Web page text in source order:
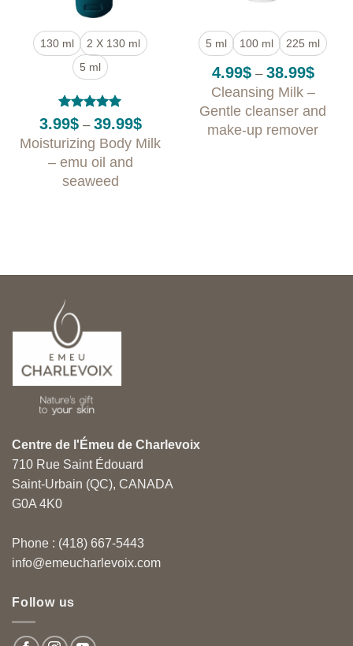
130 ml
2 X 130 ml
5 ml
Rated5
out of 5
3.99$ – 39.99$Price
range:
3.99$
Moisturizing Body Milk
– emu oil and
seaweed
5 ml 100 ml 225 ml
4.99$ – 38.99$Price
range:
4.99$
38.99$
Cleansing Milk –
Gentle cleanser and
make-up remover
Centre de l'Émeu de Charlevoix
710 Rue Saint Édouard
Saint-Urbain (QC), CANADA
G0A 4K0
Phone : (418) 667-5443
info@emeucharlevoix.com
Follow us